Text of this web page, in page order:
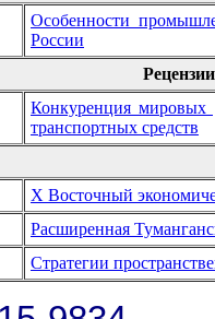
Особенности
России
Конкуренция мировых
транспортных средств
X Восточный
Расширенная
Стратегии